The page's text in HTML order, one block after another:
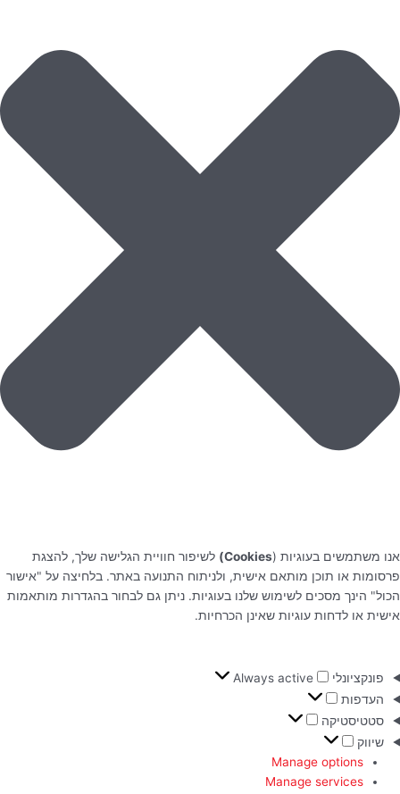
אנו משתמשים בעוגיות (Cookies)
לשיפור חוויית הגלישה שלך, להצגת
פרסומות או תוכן מותאם אישית, ולניתוח התנועה באתר. בלחיצה על "אישור
הכול" הינך מסכים לשימוש שלנו בעוגיות. ניתן גם לבחור בהגדרות מותאמות
אישית או לדחות עוגיות שאינן הכרחיות.
פונקציונלי
Always active
העדפות
סטטיסטיקה
שיווק
Manage options
Manage services